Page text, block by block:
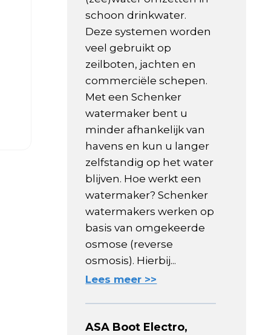
schoon drinkwater.
Deze systemen worden
veel gebruikt op
zeilboten, jachten en
commerciële schepen.
Met een Schenker
watermaker bent u
minder afhankelijk van
havens en kun u langer
zelfstandig op het water
blijven. Hoe werkt een
watermaker? Schenker
watermakers werken op
basis van omgekeerde
osmose (reverse
osmosis). Hierbij...
Lees meer >>
ASA Boot Electro,